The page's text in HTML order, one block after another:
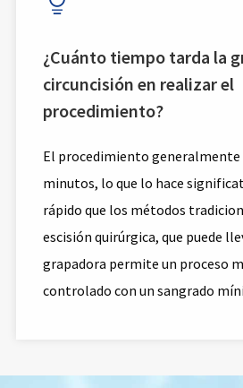
¿Cuánto tiempo tarda la
circuncisión en realizar el
procedimiento?
El procedimiento generalmente
minutos, lo que lo hace
rápido que los métodos
escisión quirúrgica, que puede
grapadora permite un proceso
controlado con un sangrado